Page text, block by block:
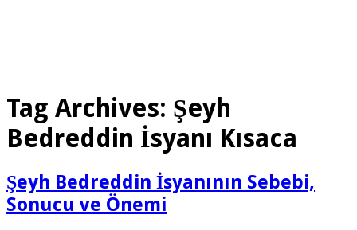
Tag Archives: Şeyh
Bedreddin İsyanı Kısaca
Şeyh Bedreddin İsyanının Sebebi,
Sonucu ve Önemi